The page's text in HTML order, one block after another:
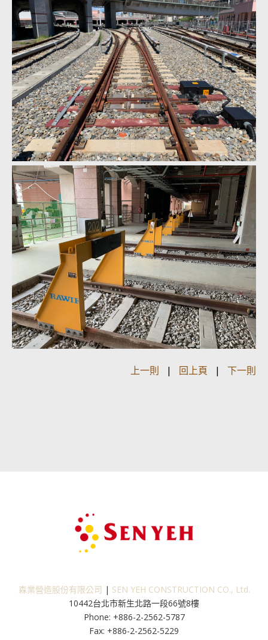
上一則 | 回上頁 | 下一則
森業營造股份有限公司 | SEN YEH CONSTRUCTION CO., Ltd.
10442台北市新生北路一段66號8樓
Phone: +886-2-2562-5787
Fax: +886-2-2562-5229